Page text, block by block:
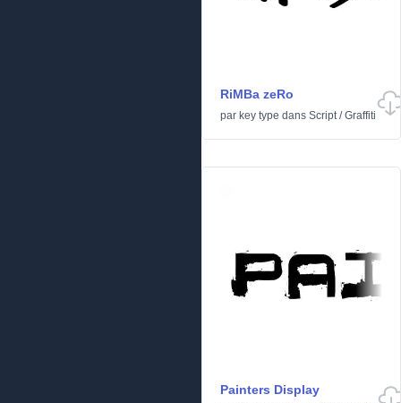
RiMBa zeRo
par key type dans Script/Graffiti
Painters Display